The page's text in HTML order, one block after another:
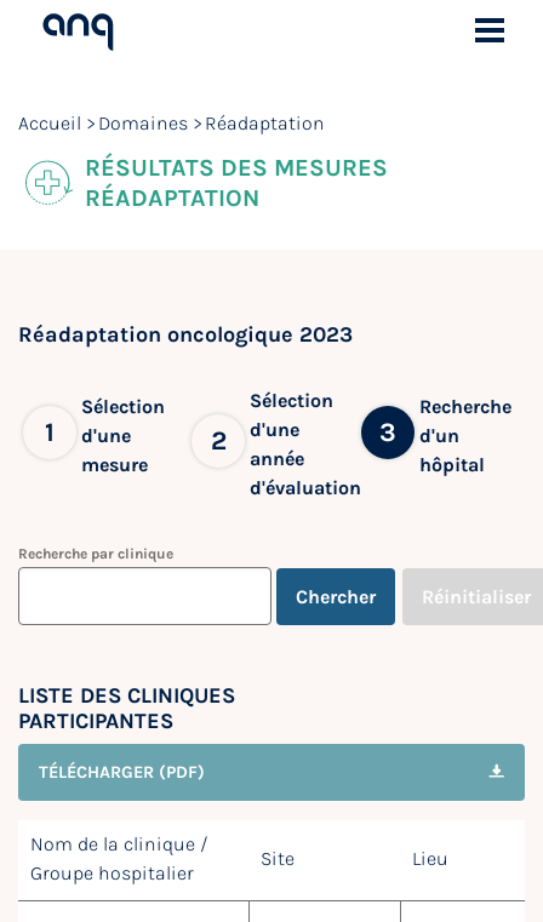
Accueil Domaines Réadaptation
RÉSULTATS DES MESURES
RÉADAPTATION
Réadaptation oncologique 2023
1
Sélection
d'une
mesure
2
Sélection
d'une
année
d'évaluation
3
Recherche
d'un
hôpital
Recherche par clinique
Chercher Réinitialiser
LISTE DES CLINIQUES
PARTICIPANTES
TÉLÉCHARGER (PDF)
Nom de la clinique /
Groupe hospitalier
Site Lieu